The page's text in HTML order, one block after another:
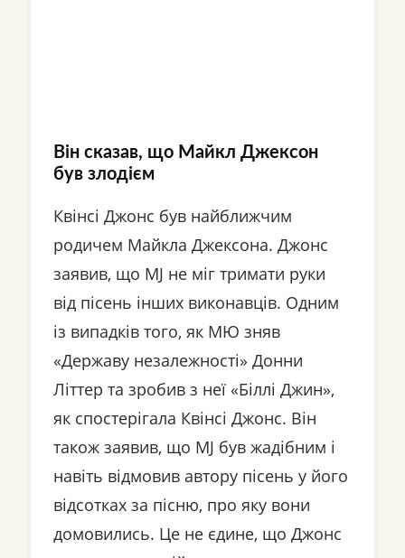
Він сказав, що Майкл Джексон
був злодієм
Квінсі Джонс був найближчим
родичем Майкла Джексона. Джонс
заявив, що MJ не міг тримати руки
від пісень інших виконавців. Одним
із випадків того, як МЮ зняв
«Державу незалежності» Донни
Літтер та зробив з неї «Біллі Джин»,
як спостерігала Квінсі Джонс. Він
також заявив, що MJ був жадібним і
навіть відмовив автору пісень у його
відсотках за пісню, про яку вони
домовились. Це не єдине, що Джонс